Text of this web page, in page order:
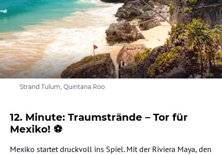
Strand Tulum, Quintana Roo
12. Minute: Traumstrände – Tor für
Mexiko! ⚽
Mexiko startet druckvoll ins Spiel. Mit der Riviera Maya, den